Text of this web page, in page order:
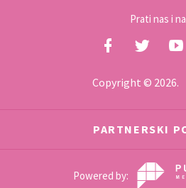
Prati nas i
Copyright © 2026.
PARTNERSKI
Powered by: